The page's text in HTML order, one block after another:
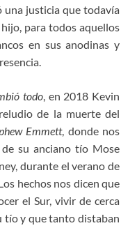
una justicia que todavía
para todos aquellos
en sus anodinas y
todo, en 2018 Kevin
de la muerte del
Emmett, donde nos
su anciano tío Mose
durante el verano de
hechos nos dicen que
el Sur, vivir de cerca
tío y que tanto distaban